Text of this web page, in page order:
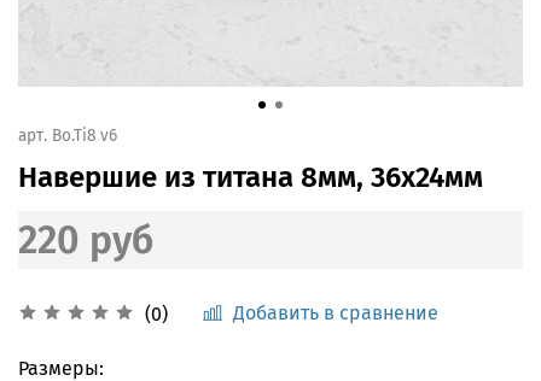
арт. Bo.Ti8 v6
Навершие из титана 8мм, 36x24мм
(0) Добавить в сравнение
220 руб
Размеры: